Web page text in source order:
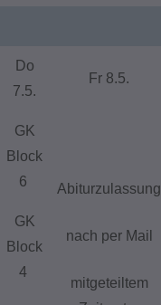
Do
7.5.
Fr 8.5.
GK
Block
6
Abiturzulassung
nach per Mail
mitgeteiltem
GK
Block
4